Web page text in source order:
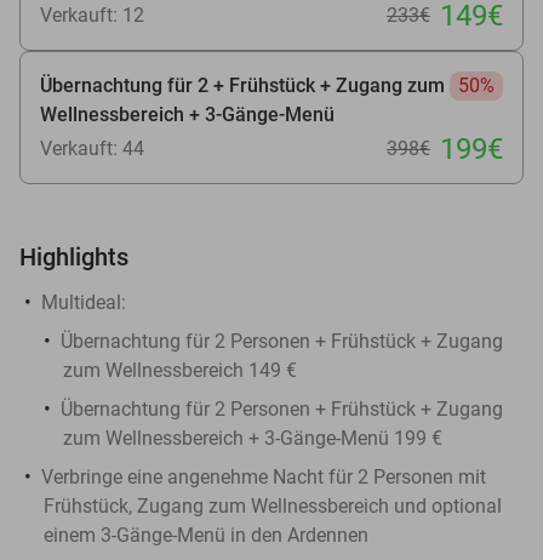
Verkauft: 12 233€ 149€
Übernachtung für 2 + Frühstück + Zugang zum
Wellnessbereich + 3-Gänge-Menü
50%
Verkauft: 44 398€ 199€
Highlights
Multideal:
Übernachtung für 2 Personen + Frühstück + Zugang
zum Wellnessbereich 149 €
Übernachtung für 2 Personen + Frühstück + Zugang
zum Wellnessbereich + 3-Gänge-Menü 199 €
Verbringe eine angenehme Nacht für 2 Personen mit
Frühstück, Zugang zum Wellnessbereich und optional
einem 3-Gänge-Menü in den Ardennen